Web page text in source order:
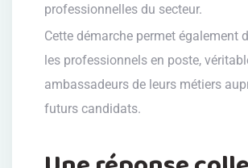
professionnelles du secteur.
Cette démarche permet également
les professionnels en poste,
ambassadeurs de leurs métiers
futurs candidats.